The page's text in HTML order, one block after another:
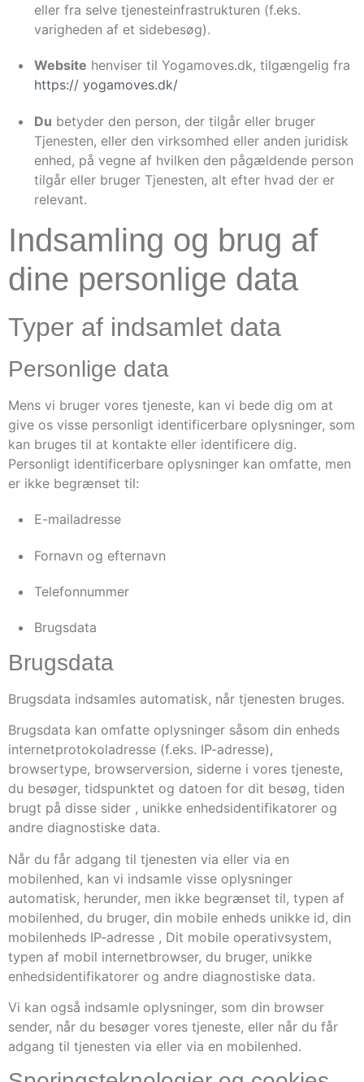
eller fra selve tjenesteinfrastrukturen (f.eks.
varigheden af ​​et sidebesøg).
Website henviser til Yogamoves.dk, tilgængelig fra
https:// yogamoves.dk/
Du betyder den person, der tilgår eller bruger
Tjenesten, eller den virksomhed eller anden juridisk
enhed, på vegne af hvilken den pågældende person
tilgår eller bruger Tjenesten, alt efter hvad der er
relevant.
Indsamling og brug af
dine personlige data
Typer af indsamlet data
Personlige data
Mens vi bruger vores tjeneste, kan vi bede dig om at
give os visse personligt identificerbare oplysninger, som
kan bruges til at kontakte eller identificere dig.
Personligt identificerbare oplysninger kan omfatte, men
er ikke begrænset til:
E-mailadresse
Fornavn og efternavn
Telefonnummer
Brugsdata
Brugsdata
Brugsdata indsamles automatisk, når tjenesten bruges.
Brugsdata kan omfatte oplysninger såsom din enheds
internetprotokoladresse (f.eks. IP-adresse),
browsertype, browserversion, siderne i vores tjeneste,
du besøger, tidspunktet og datoen for dit besøg, tiden
brugt på disse sider , unikke enhedsidentifikatorer og
andre diagnostiske data.
Når du får adgang til tjenesten via eller via en
mobilenhed, kan vi indsamle visse oplysninger
automatisk, herunder, men ikke begrænset til, typen af ​​
mobilenhed, du bruger, din mobile enheds unikke id, din
mobilenheds IP-adresse , Dit mobile operativsystem,
typen af ​​mobil internetbrowser, du bruger, unikke
enhedsidentifikatorer og andre diagnostiske data.
Vi kan også indsamle oplysninger, som din browser
sender, når du besøger vores tjeneste, eller når du får
adgang til tjenesten via eller via en mobilenhed.